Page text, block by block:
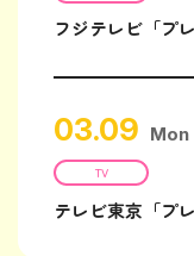
フジテレビ「プ
03.09 Mon
TV
テレビ東京「プ